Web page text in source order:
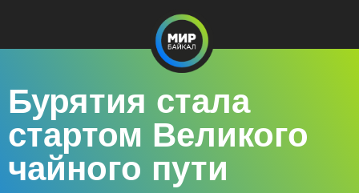
Бурятия стала
стартом Великого
чайного пути